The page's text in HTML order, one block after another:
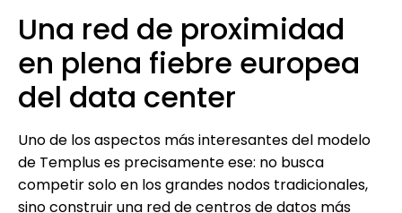
Una red de proximidad
en plena fiebre europea
del data center
Uno de los aspectos más interesantes del modelo
de Templus es precisamente ese: no busca
competir solo en los grandes nodos tradicionales,
sino construir una red de centros de datos más